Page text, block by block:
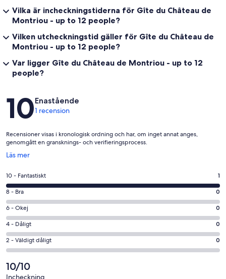
Vilka är incheckningstiderna för Gîte du Château de
Montriou - up to 12 people?
Vilken utcheckningstid gäller för Gîte du Château de
Montriou - up to 12 people?
Var ligger Gîte du Château de Montriou - up to 12
people?
Recensioner
10Enastående
1 recension
Recensioner visas i kronologisk ordning och har, om inget annat anges,
genomgått en gransknings- och verifieringsprocess.
Läs mer
Öppnas
ett
nytt
fönster
10
-
Fantastiskt
i
betyg.
1
av
1
recensioner
10 - Fantastiskt 1
8
-
Bra
i
betyg.
0
1
8 - Bra 0
6
-
Okej
i
betyg.
0
av
6 - Okej 0
4
-
Dåligt
betyg.
4 - Dåligt 0
2
-
Väldigt
dåligt
2 - Väldigt dåligt 0
10/10
Incheckning